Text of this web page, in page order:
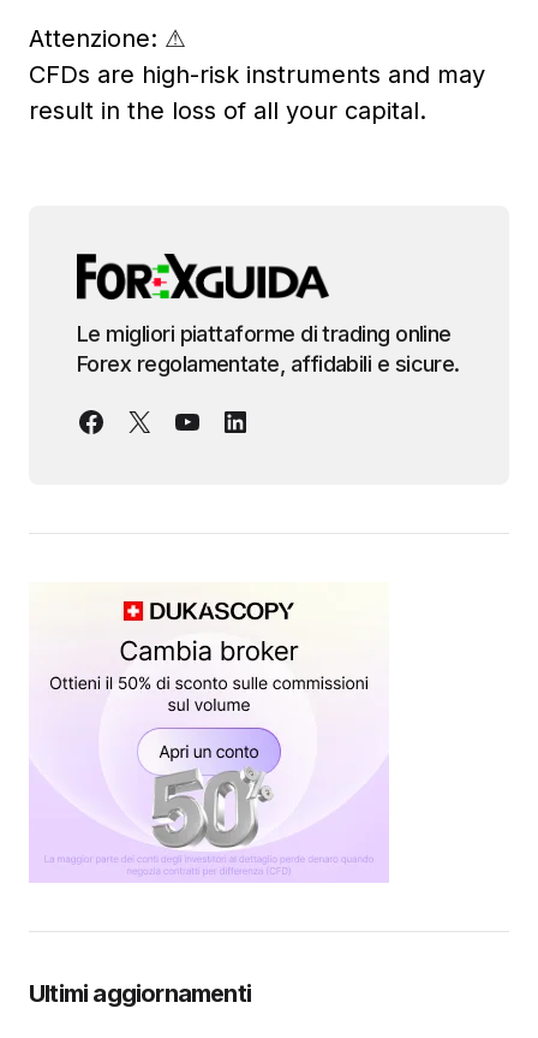
Attenzione: ⚠
CFDs are high-risk instruments and may
result in the loss of all your capital.
Le migliori piattaforme di trading online
Forex regolamentate, affidabili e sicure.
Ultimi aggiornamenti